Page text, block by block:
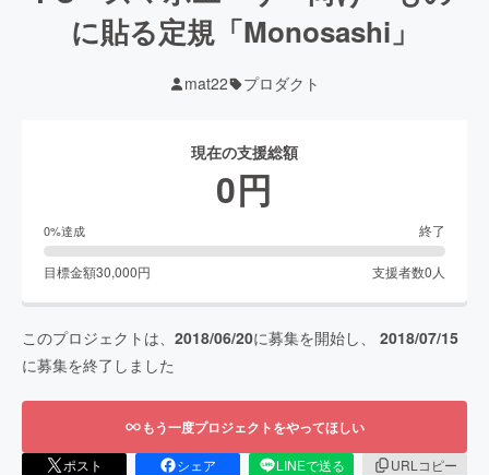
に貼る定規「Monosashi」
mat22 プロダクト
現在の支援総額
0円
0%達成 終了
目標金額30,000円 支援者数0 人
このプロジェクトは、 2018/06/20に募集を開始し、 2018/07/15
に募集を終了しました
もう一度プロジェクトをやってほしい
ポスト シェア LINEで送る
URLコピー